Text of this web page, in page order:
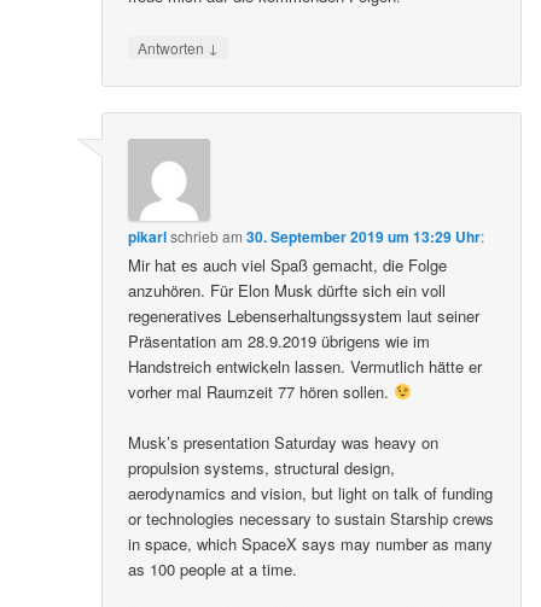
Antworten ↓
pikarlschriebam30. September 2019 um 13:29 Uhr:
Mir hat es auch viel Spaß gemacht, die Folge
anzuhören. Für Elon Musk dürfte sich ein voll
regeneratives Lebenserhaltungssystem laut seiner
Präsentation am 28.9.2019 übrigens wie im
Handstreich entwickeln lassen. Vermutlich hätte er
vorher mal Raumzeit 77 hören sollen.
Musk’s presentation Saturday was heavy on
propulsion systems, structural design,
aerodynamics and vision, but light on talk of funding
or technologies necessary to sustain Starship crews
in space, which SpaceX says may number as many
as 100 people at a time.